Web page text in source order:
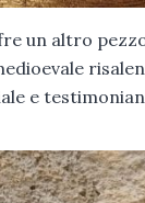
un altro
e